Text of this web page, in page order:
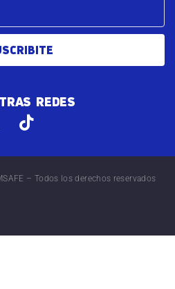
REDES
– Todos los derechos reservados